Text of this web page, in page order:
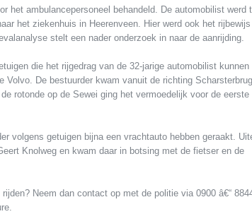
het ambulancepersoneel behandeld. De automobilist werd
het ziekenhuis in Heerenveen. Hier werd ook het
stelt een nader onderzoek in naar de aanrijding.
die het rijgedrag van de 32-jarige automobilist kunnen
Volvo. De bestuurder kwam vanuit de richting
rotonde op de Sewei ging het vermoedelijk voor de eerste
volgens getuigen bijna een vrachtauto hebben geraakt.
Knolweg en kwam daar in botsing met de fietser en de
Neem dan contact op met de politie via 0900 â€“